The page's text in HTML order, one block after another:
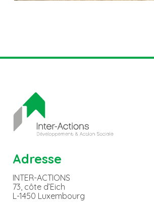
Adresse
INTER-ACTIONS
73, côte d’Eich
L-1450 Luxembourg